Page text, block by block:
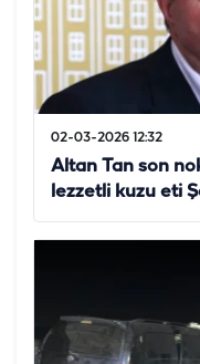
02-03-2026 12:32
Altan Tan son
lezzetli kuzu eti